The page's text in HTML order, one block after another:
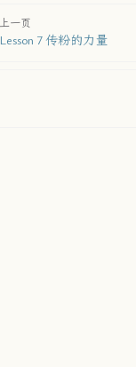
上一页
Lesson 7 传粉的力量